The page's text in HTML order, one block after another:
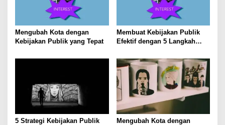
Mengubah Kota dengan
Kebijakan Publik yang Tepat
Membuat Kebijakan Publik
Efektif dengan 5 Langkah
5 Strategi Kebijakan Publik
Mengubah Kota dengan